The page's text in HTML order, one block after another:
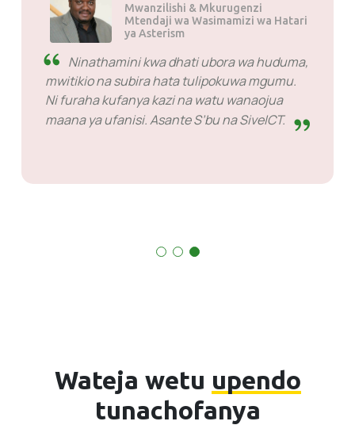
Mwanzilishi & Mkurugenzi
Mtendaji wa Wasimamizi wa Hatari
ya Asterism
Ninathamini kwa dhati ubora wa huduma,
mwitikio na subira hata tulipokuwa mgumu.
Ni furaha kufanya kazi na watu wanaojua
maana ya ufanisi. Asante S’bu na SiveICT.
Wateja wetu upendo
tunachofanya